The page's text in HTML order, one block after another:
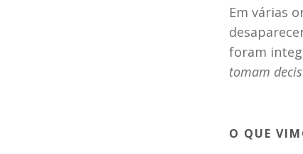
Em várias
foram
tomam
O QUE